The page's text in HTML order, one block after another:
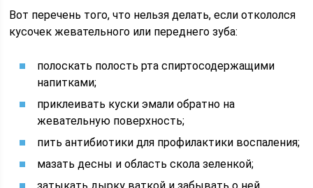
Вот перечень того, что нельзя делать, если откололся
кусочек жевательного или переднего зуба:
полоскать полость рта спиртосодержащими
напитками;
приклеивать куски эмали обратно на
жевательную поверхность;
пить антибиотики для профилактики воспаления;
мазать десны и область скола зеленкой;